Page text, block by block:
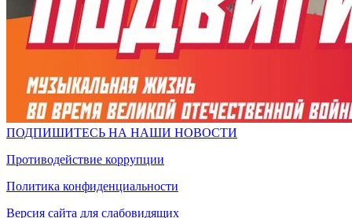
ПОДПИШИТЕСЬ НА НАШИ НОВОСТИ
Противодействие коррупции
Политика конфиденциальности
Версия сайта для слабовидящих